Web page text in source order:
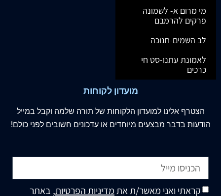
מי מרום א- לשמונה
פרקים להרמבם
לב השמים-חנוכה
לאמונת עתנו-סט חי
כרכים
מועדון לקוחות
הצטרף אלינו למועדון הלקוחות של תורה שלמה וקבל במייל
הודעות בדבר מבצעים מיוחדים או עדכונים חשובים לפני כולם!
קראתי ואני מאשר/ת אתמדיניות הפרטיות, באתר